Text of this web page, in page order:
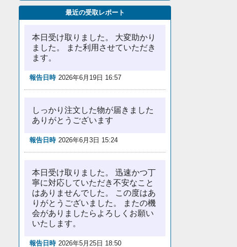
最近の受取レポート
本日受け取りました。 大変助かり
ました。 また利用させていただき
ます。
報告日時 2026年6月19日 16:57
しっかり注文した物が届きました
ありがとうございます
報告日時 2026年6月3日 15:24
本日受け取りました。 迅速かつ丁
寧に対応していただき不安なこと
はありませんでした。 この度はあ
りがとうございました。 またの機
会がありましたらよろしくお願い
いたします。
報告日時 2026年5月25日 18:50